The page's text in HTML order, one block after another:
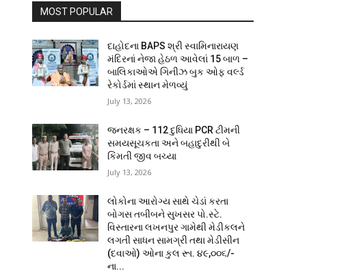
MOST POPULAR
દાહોદના BAPS શ્રી સ્વામિનારાયણ
મંદિરનાં નેજા હેઠળ આવેલાં 15 બાળ –
બાલિકાઓએ ગિનીઝ બુક ઓફ વર્લ્ડ
રેકોર્ડમાં સ્થાન મેળવ્યું
July 13, 2026
જનરક્ષક – 112 દુધિયા PCR ટીમની
સમયસૂચકતા અને બહાદુરીથી બે
કિંમતી જીવ બચ્યા
July 13, 2026
લોકોના આરોગ્ય સાથે ચેડાં કરતા
બોગસ તબીબને સુખસર પો.સ્ટે.
વિસ્તારના લખનપુર ગામેથી મેડીકલને
લગતી સાધન સામગ્રી તથા મેડીસીન
(દવાઓ) ઓના કુલ રૂા. ૪૯,૦૦૬/-
ના...